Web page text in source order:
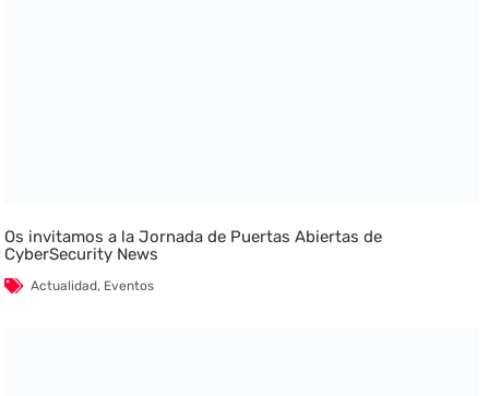
Os invitamos a la Jornada de Puertas Abiertas de
CyberSecurity News
Actualidad, Eventos